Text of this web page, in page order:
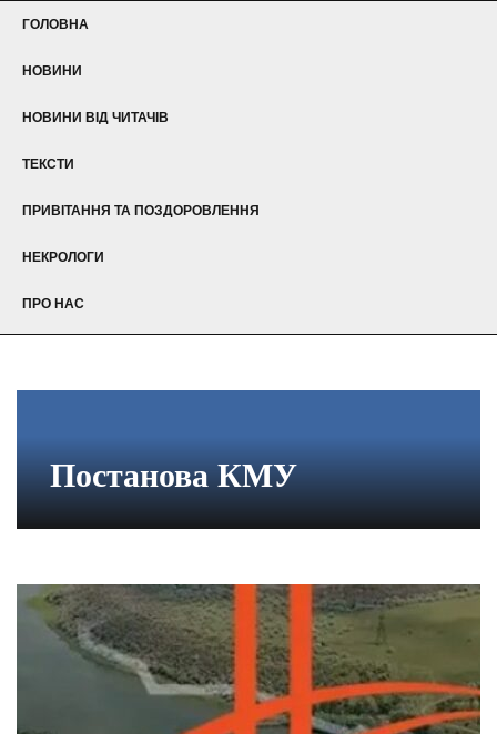
ГОЛОВНА
НОВИНИ
НОВИНИ ВІД ЧИТАЧІВ
ТЕКСТИ
ПРИВІТАННЯ ТА ПОЗДОРОВЛЕННЯ
НЕКРОЛОГИ
ПРО НАС
Постанова КМУ